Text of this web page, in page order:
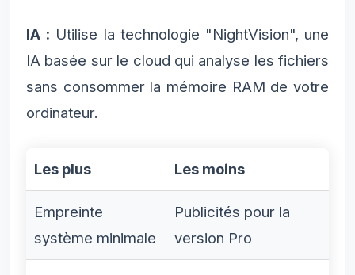
IA : Utilise la technologie "NightVision", une
IA basée sur le cloud qui analyse les fichiers
sans consommer la mémoire RAM de votre
ordinateur.
Les plus Les moins
Empreinte
système minimale
Publicités pour la
version Pro